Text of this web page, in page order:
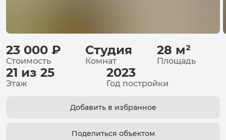
23 000 ₽
Стоимость
Студия
Комнат
28 м²
Площадь
21 из 25
Этаж
2023
Год постройки
Добавить в избранное
Поделиться объектом